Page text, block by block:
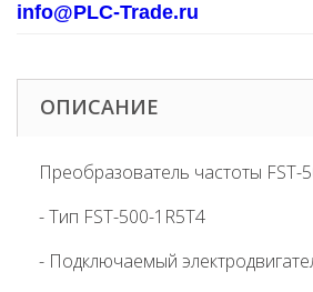
info@PLC-Trade.ru
ОПИСАНИЕ
Преобразователь частоты FST-
- Тип FST-500-1R5T4
- Подключаемый